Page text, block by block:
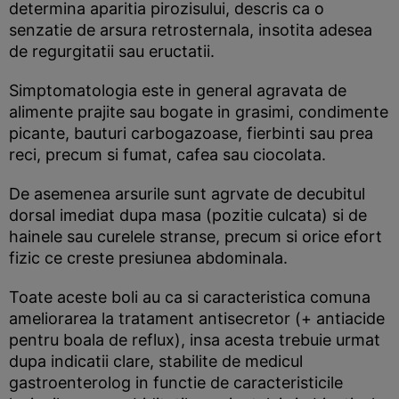
determina aparitia pirozisului, descris ca o
senzatie de arsura retrosternala, insotita adesea
de regurgitatii sau eructatii.
Simptomatologia este in general agravata de
alimente prajite sau bogate in grasimi, condimente
picante, bauturi carbogazoase, fierbinti sau prea
reci, precum si fumat, cafea sau ciocolata.
De asemenea arsurile sunt agrvate de decubitul
dorsal imediat dupa masa (pozitie culcata) si de
hainele sau curelele stranse, precum si orice efort
fizic ce creste presiunea abdominala.
Toate aceste boli au ca si caracteristica comuna
ameliorarea la tratament antisecretor (+ antiacide
pentru boala de reflux), insa acesta trebuie urmat
dupa indicatii clare, stabilite de medicul
gastroenterolog in functie de caracteristicile